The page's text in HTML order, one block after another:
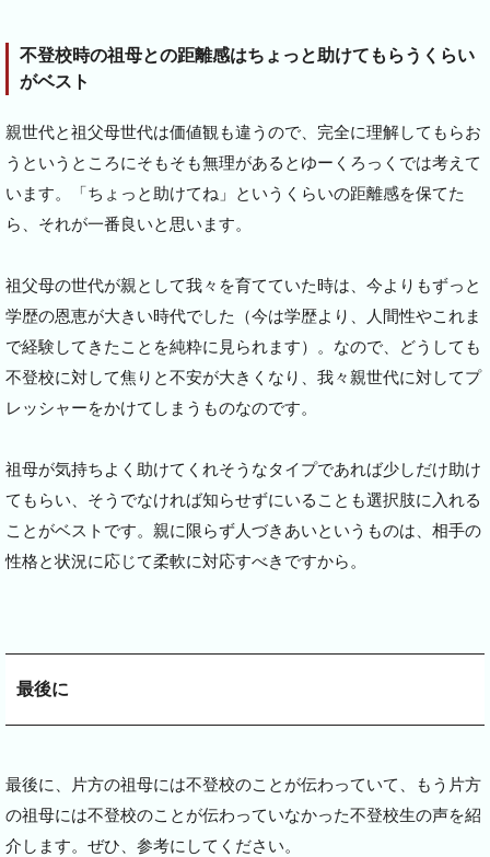
不登校時の祖母との距離感はちょっと助けてもらうくらい
がベスト
親世代と祖父母世代は価値観も違うので、完全に理解してもらお
うというところにそもそも無理があるとゆーくろっくでは考えて
います。「ちょっと助けてね」というくらいの距離感を保てた
ら、それが一番良いと思います。
祖父母の世代が親として我々を育てていた時は、今よりもずっと
学歴の恩恵が大きい時代でした（今は学歴より、人間性やこれま
で経験してきたことを純粋に見られます）。なので、どうしても
不登校に対して焦りと不安が大きくなり、我々親世代に対してプ
レッシャーをかけてしまうものなのです。
祖母が気持ちよく助けてくれそうなタイプであれば少しだけ助け
てもらい、そうでなければ知らせずにいることも選択肢に入れる
ことがベストです。親に限らず人づきあいというものは、相手の
性格と状況に応じて柔軟に対応すべきですから。
最後に
最後に、片方の祖母には不登校のことが伝わっていて、もう片方
の祖母には不登校のことが伝わっていなかった不登校生の声を紹
介します。ぜひ、参考にしてください。